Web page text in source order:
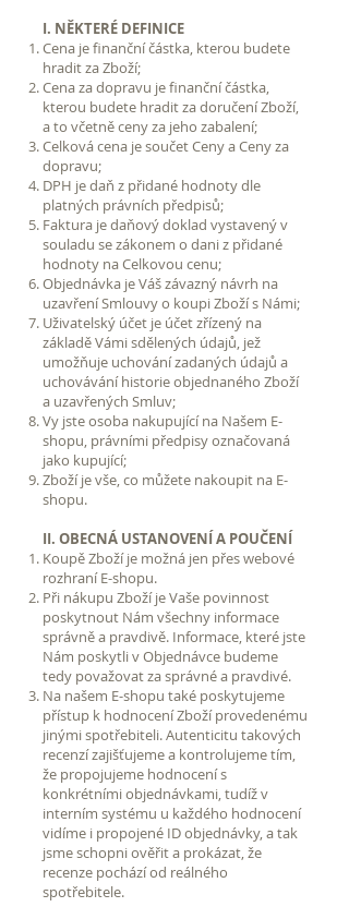
I. NĚKTERÉ DEFINICE
Cena je finanční částka, kterou budete
hradit za Zboží;
Cena za dopravu je finanční částka,
kterou budete hradit za doručení Zboží,
a to včetně ceny za jeho zabalení;
Celková cena je součet Ceny a Ceny za
dopravu;
DPH je daň z přidané hodnoty dle
platných právních předpisů;
Faktura je daňový doklad vystavený v
souladu se zákonem o dani z přidané
hodnoty na Celkovou cenu;
Objednávka je Váš závazný návrh na
uzavření Smlouvy o koupi Zboží s Námi;
Uživatelský účet je účet zřízený na
základě Vámi sdělených údajů, jež
umožňuje uchování zadaných údajů a
uchovávání historie objednaného Zboží
a uzavřených Smluv;
Vy jste osoba nakupující na Našem E-
shopu, právními předpisy označovaná
jako kupující;
Zboží je vše, co můžete nakoupit na E-
shopu.
II. OBECNÁ USTANOVENÍ A POUČENÍ
Koupě Zboží je možná jen přes webové
rozhraní E-shopu.
Při nákupu Zboží je Vaše povinnost
poskytnout Nám všechny informace
správně a pravdivě. Informace, které jste
Nám poskytli v Objednávce budeme
tedy považovat za správné a pravdivé.
Na našem E-shopu také poskytujeme
přístup k hodnocení Zboží provedenému
jinými spotřebiteli. Autenticitu takových
recenzí zajišťujeme a kontrolujeme tím,
že propojujeme hodnocení s
konkrétními objednávkami, tudíž v
interním systému u každého hodnocení
vidíme i propojené ID objednávky, a tak
jsme schopni ověřit a prokázat, že
recenze pochází od reálného
spotřebitele.